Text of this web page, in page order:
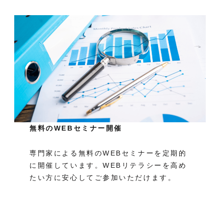
無料のWEBセミナー開催
専門家による無料のWEBセミナーを定期的
に開催しています。WEBリテラシーを高め
たい方に安心してご参加いただけます。